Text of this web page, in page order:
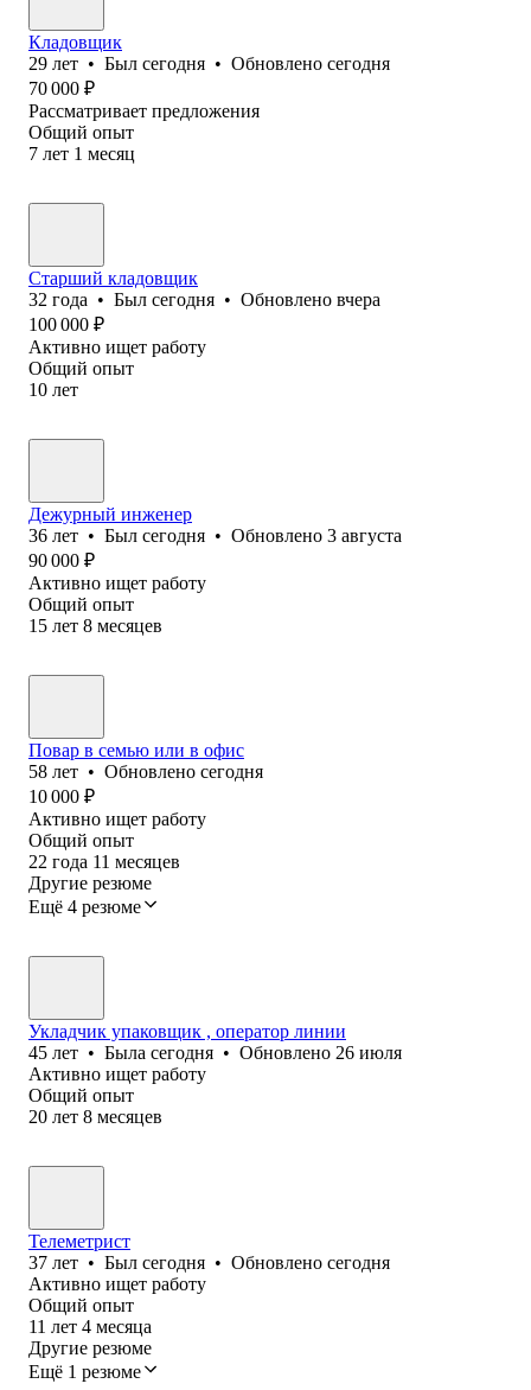
Кладовщик
29 лет • Был сегодня • Обновлено сегодня
70 000 ₽
Рассматривает предложения
Общий опыт
7 лет 1 месяц
Старший кладовщик
32 года • Был сегодня • Обновлено вчера
100 000 ₽
Активно ищет работу
Общий опыт
10 лет
Дежурный инженер
36 лет • Был сегодня • Обновлено 3 августа
90 000 ₽
Активно ищет работу
Общий опыт
15 лет 8 месяцев
Повар в семью или в офис
58 лет • Обновлено сегодня
10 000 ₽
Активно ищет работу
Общий опыт
22 года 11 месяцев
Другие резюме
Ещё 4 резюме
Укладчик упаковщик , оператор линии
45 лет • Была сегодня • Обновлено 26 июля
Активно ищет работу
Общий опыт
20 лет 8 месяцев
Телеметрист
37 лет • Был сегодня • Обновлено сегодня
Активно ищет работу
Общий опыт
11 лет 4 месяца
Другие резюме
Ещё 1 резюме